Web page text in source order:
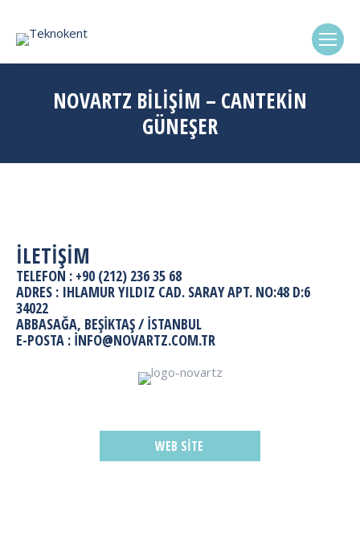
NOVARTZ BİLİŞİM – CANTEKİN
GÜNEŞER
İLETİŞİM
TELEFON : +90 (212) 236 35 68
ADRES : IHLAMUR YILDIZ CAD. SARAY APT. NO:48 D:6
34022
ABBASAĞA, BEŞIKTAŞ / İSTANBUL
E-POSTA : INFO@NOVARTZ.COM.TR
WEB SITE